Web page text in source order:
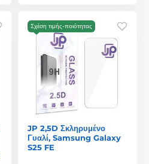
Σχέση τιμής-ποιότητας
JP 2,5D Σκληρυμένο
Γυαλί, Samsung Galaxy
S25 FE